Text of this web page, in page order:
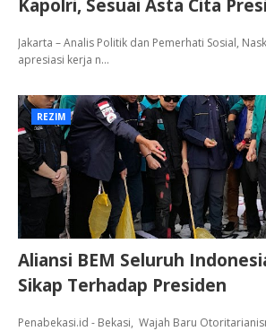
Kapolri, Sesuai Asta Cita
Jakarta – Analis Politik dan Pemerhati Sosial,
apresiasi kerja n…
REZIM
Aliansi BEM Seluruh
Sikap Terhadap Presiden
Penabekasi.id - Bekasi, Wajah Baru